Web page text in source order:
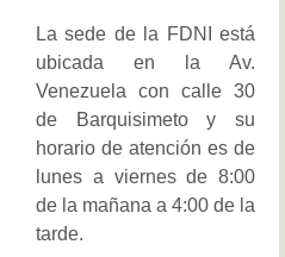
La sede de la FDNI está
ubicada en la Av.
Venezuela con calle 30
de Barquisimeto y su
horario de atención es de
lunes a viernes de 8:00
de la mañana a 4:00 de la
tarde.